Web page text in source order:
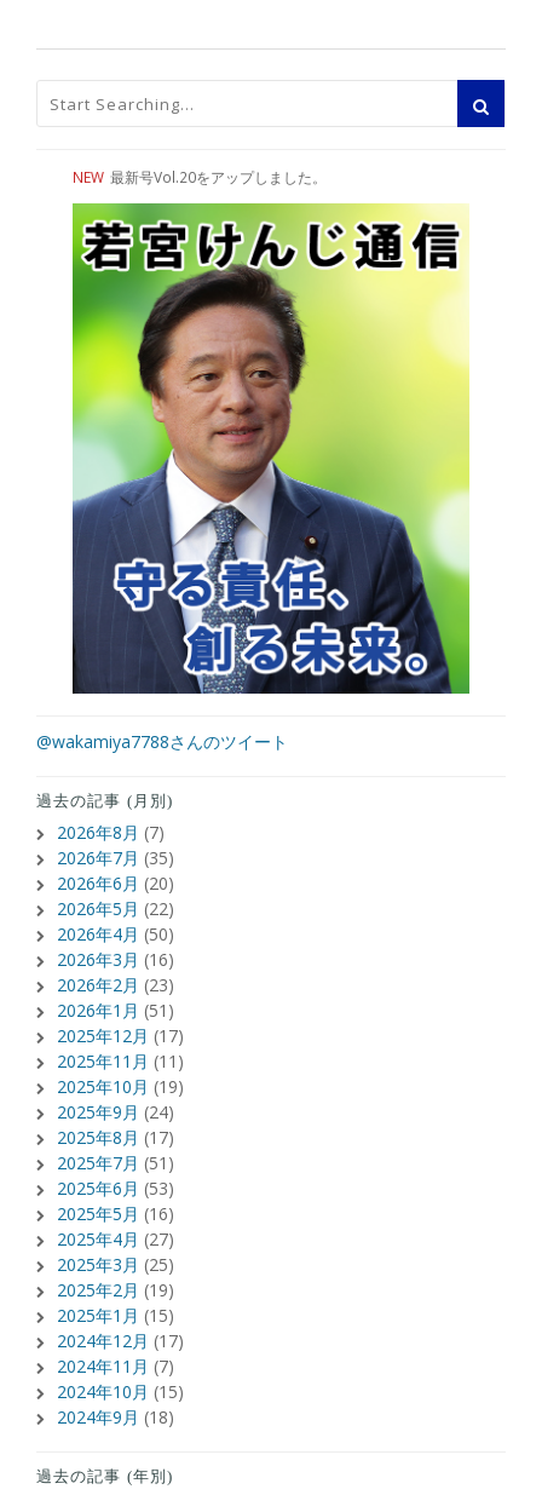
NEW 最新号Vol.20をアップしました。
@wakamiya7788さんのツイート
過去の記事 (月別)
2026年8月 (7)
2026年7月 (35)
2026年6月 (20)
2026年5月 (22)
2026年4月 (50)
2026年3月 (16)
2026年2月 (23)
2026年1月 (51)
2025年12月 (17)
2025年11月 (11)
2025年10月 (19)
2025年9月 (24)
2025年8月 (17)
2025年7月 (51)
2025年6月 (53)
2025年5月 (16)
2025年4月 (27)
2025年3月 (25)
2025年2月 (19)
2025年1月 (15)
2024年12月 (17)
2024年11月 (7)
2024年10月 (15)
2024年9月 (18)
過去の記事 (年別)